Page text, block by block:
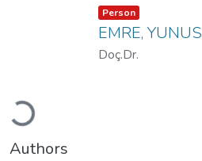
Loading...
Item type:
Person ,
EMRE, YUNUS
Doç.Dr.
Authors